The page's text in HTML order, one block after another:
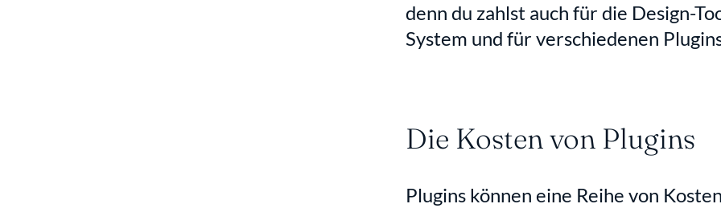
denn du zahlst auch für die Design-
System und für verschiedenen
Die Kosten von Plugins
Plugins können eine Reihe von